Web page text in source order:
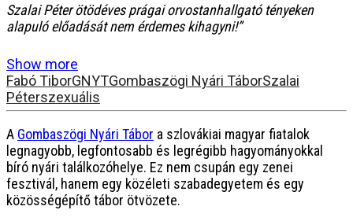
Szalai Péter ötödéves prágai orvostanhallgató tényeken
alapuló előadását nem érdemes kihagyni!”
A Gombaszögi Nyári Tábor a szlovákiai magyar fiatalok
legnagyobb, legfontosabb és legrégibb hagyományokkal
bíró nyári találkozóhelye. Ez nem csupán egy zenei
fesztivál, hanem egy közéleti szabadegyetem és egy
közösségépítő tábor ötvözete.
Show more
Fabó TiborGNYTGombaszögi Nyári TáborSzalai
Péterszexuális